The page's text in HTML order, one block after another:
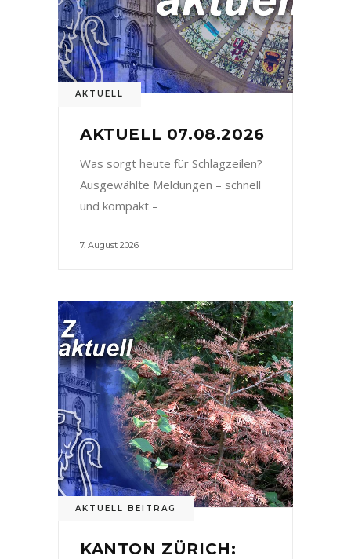
AKTUELL
AKTUELL 07.08.2026
Was sorgt heute für Schlagzeilen?
Ausgewählte Meldungen – schnell
und kompakt –
7. August 2026
AKTUELL BEITRAG
KANTON ZÜRICH: